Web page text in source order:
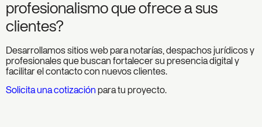
profesionalismo que ofrece a sus
clientes?
Desarrollamos sitios web para notarías, despachos jurídicos y
profesionales que buscan fortalecer su presencia digital y
facilitar el contacto con nuevos clientes.
Solicita una cotización para tu proyecto.